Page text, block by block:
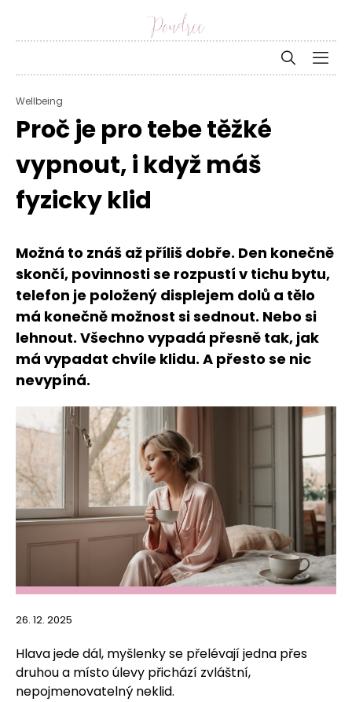
Wellbeing
Proč je pro tebe těžké
vypnout, i když máš
fyzicky klid
Možná to znáš až příliš dobře. Den konečně
skončí, povinnosti se rozpustí v tichu bytu,
telefon je položený displejem dolů a tělo
má konečně možnost si sednout. Nebo si
lehnout. Všechno vypadá přesně tak, jak
má vypadat chvíle klidu. A přesto se nic
nevypíná.
26. 12. 2025
Hlava jede dál, myšlenky se přelévají jedna přes
druhou a místo úlevy přichází zvláštní,
nepojmenovatelný neklid.